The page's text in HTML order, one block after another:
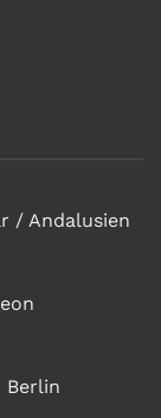
/ Andalusien
Berlin